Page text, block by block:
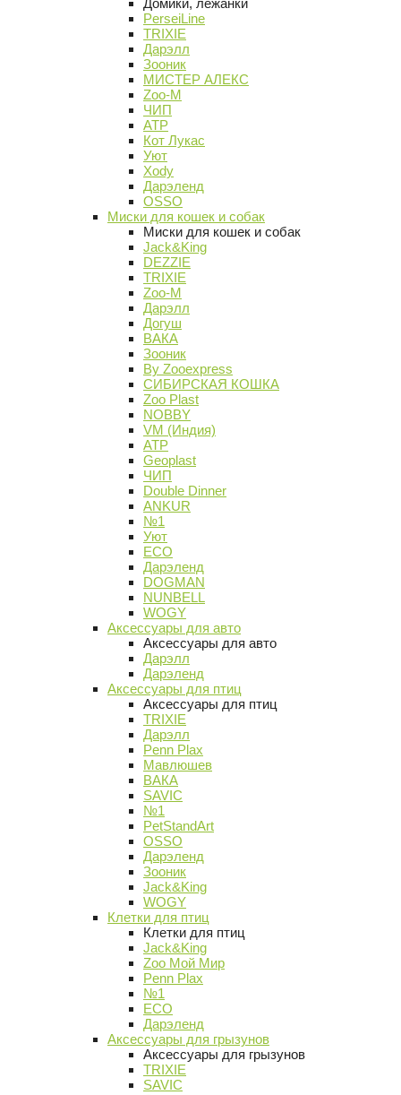
Домики, лежанки
PerseiLine
TRIXIE
Дарэлл
Зооник
МИСТЕР АЛЕКС
Zoo-M
ЧИП
АТР
Кот Лукас
Уют
Xody
Дарэленд
OSSO
Миски для кошек и собак
Миски для кошек и собак
Jack&King
DEZZIE
TRIXIE
Zoo-M
Дарэлл
Догуш
ВАКА
Зооник
By Zooexpress
СИБИРСКАЯ КОШКА
Zoo Plast
NOBBY
VM (Индия)
АТР
Geoplast
ЧИП
Double Dinner
ANKUR
№1
Уют
ECO
Дарэленд
DOGMAN
NUNBELL
WOGY
Аксессуары для авто
Аксессуары для авто
Дарэлл
Дарэленд
Аксессуары для птиц
Аксессуары для птиц
TRIXIE
Дарэлл
Penn Plax
Мавлюшев
ВАКА
SAVIC
№1
PetStandArt
OSSO
Дарэленд
Зооник
Jack&King
WOGY
Клетки для птиц
Клетки для птиц
Jack&King
Zoo Мой Мир
Penn Plax
№1
ECO
Дарэленд
Аксессуары для грызунов
Аксессуары для грызунов
TRIXIE
SAVIC